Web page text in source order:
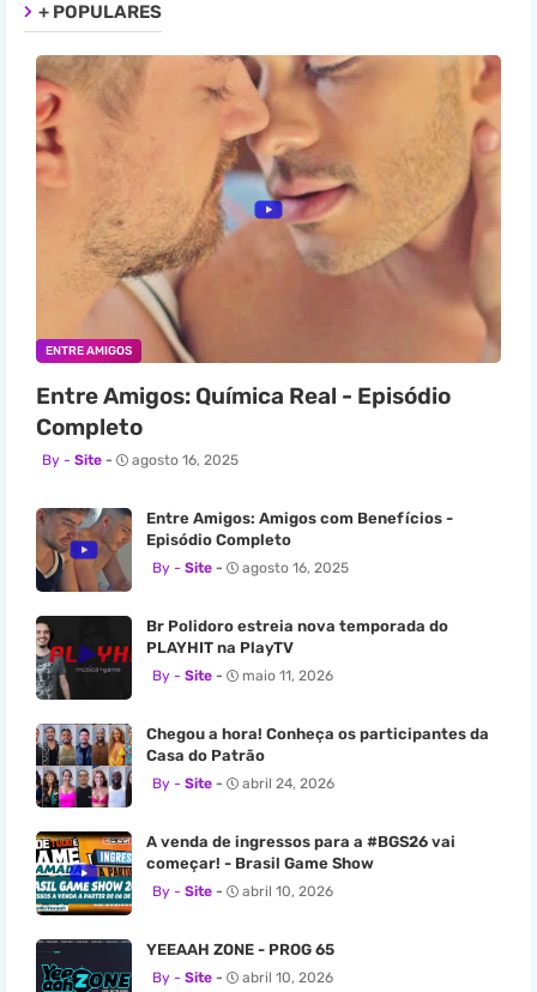
+ POPULARES
ENTRE AMIGOS
Entre Amigos: Química Real - Episódio
Completo
Site agosto 16, 2025
Entre Amigos: Amigos com Benefícios -
Episódio Completo
Site agosto 16, 2025
Br Polidoro estreia nova temporada do
PLAYHIT na PlayTV
Site maio 11, 2026
Chegou a hora! Conheça os participantes da
Casa do Patrão
Site abril 24, 2026
A venda de ingressos para a #BGS26 vai
começar! - Brasil Game Show
Site abril 10, 2026
YEEAAH ZONE - PROG 65
Site abril 10, 2026